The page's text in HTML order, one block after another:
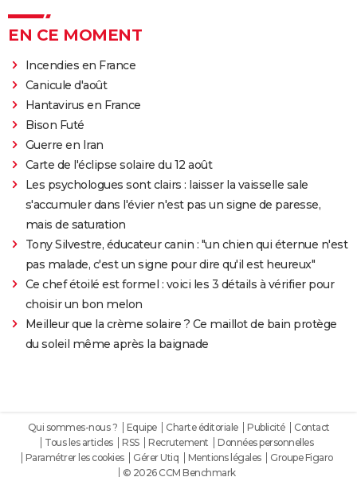
EN CE MOMENT
Incendies en France
Canicule d'août
Hantavirus en France
Bison Futé
Guerre en Iran
Carte de l'éclipse solaire du 12 août
Les psychologues sont clairs : laisser la vaisselle sale
s'accumuler dans l'évier n'est pas un signe de paresse,
mais de saturation
Tony Silvestre, éducateur canin : "un chien qui éternue n'est
pas malade, c'est un signe pour dire qu'il est heureux"
Ce chef étoilé est formel : voici les 3 détails à vérifier pour
choisir un bon melon
Meilleur que la crème solaire ? Ce maillot de bain protège
du soleil même après la baignade
Qui sommes-nous ? Equipe Charte éditoriale Publicité
Contact
Tous les articles
RSS Recrutement
Données personnelles
Paramétrer les cookies
Gérer Utiq Mentions légales
Groupe Figaro
© 2026 CCM Benchmark